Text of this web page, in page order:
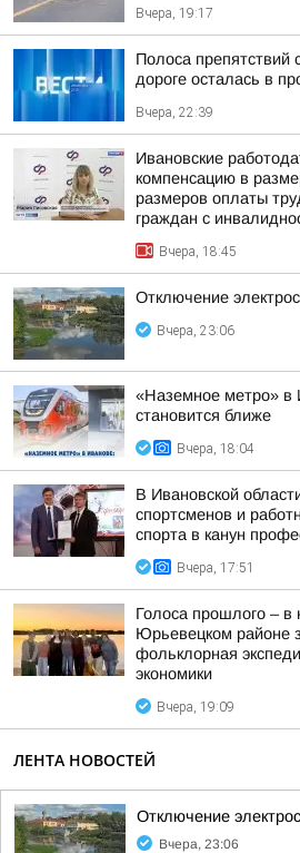
Вчера, 19:17
Полоса препятствий
дороге осталась в
Вчера, 22:39
Ивановские
компенсацию в
размеров оплаты
граждан с
Вчера, 18:45
Отключение
Вчера, 23:06
«Наземное метро» в
становится ближе
Вчера, 18:04
В Ивановской
спортсменов и
спорта в канун
Вчера, 17:51
Голоса прошлого – в
Юрьевецком районе
фольклорная
экономики
Вчера, 19:09
ЛЕНТА НОВОСТЕЙ
Отключение
Вчера, 23:06